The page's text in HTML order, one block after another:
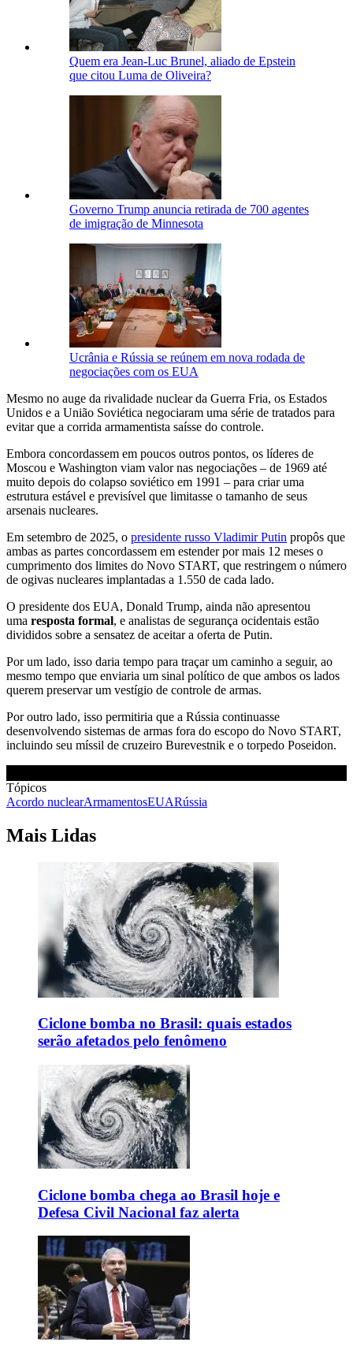
Quem era Jean-Luc Brunel, aliado de Epstein
que citou Luma de Oliveira?
Governo Trump anuncia retirada de 700 agentes
de imigração de Minnesota
Ucrânia e Rússia se reúnem em nova rodada de
negociações com os EUA
Mesmo no auge da rivalidade nuclear da Guerra Fria, os Estados
Unidos e a União Soviética negociaram uma série de tratados para
evitar que a corrida armamentista saísse do controle.
Embora concordassem em poucos outros pontos, os líderes de
Moscou e Washington viam valor nas negociações – de 1969 até
muito depois do colapso soviético em 1991 – para criar uma
estrutura estável e previsível que limitasse o tamanho de seus
arsenais nucleares.
Em setembro de 2025, o presidente russo Vladimir Putin propôs que
ambas as partes concordassem em estender por mais 12 meses o
cumprimento dos limites do Novo START, que restringem o número
de ogivas nucleares implantadas a 1.550 de cada lado.
O presidente dos EUA, Donald Trump, ainda não apresentou
uma resposta formal, e analistas de segurança ocidentais estão
divididos sobre a sensatez de aceitar a oferta de Putin.
Por um lado, isso daria tempo para traçar um caminho a seguir, ao
mesmo tempo que enviaria um sinal político de que ambos os lados
querem preservar um vestígio de controle de armas.
Por outro lado, isso permitiria que a Rússia continuasse
desenvolvendo sistemas de armas fora do escopo do Novo START,
incluindo seu míssil de cruzeiro Burevestnik e o torpedo Poseidon.
Tópicos
Acordo nuclearArmamentosEUARússia
Mais Lidas
Ciclone bomba no Brasil: quais estados
serão afetados pelo fenômeno
Ciclone bomba chega ao Brasil hoje e
Defesa Civil Nacional faz alerta